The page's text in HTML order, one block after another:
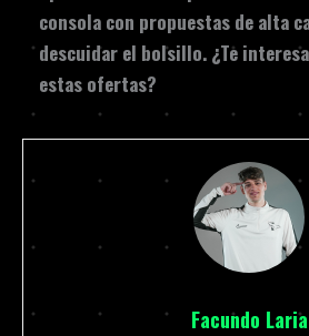
consola con propuestas de alta
descuidar el bolsillo. ¿Te
estas ofertas?
Facundo Laria